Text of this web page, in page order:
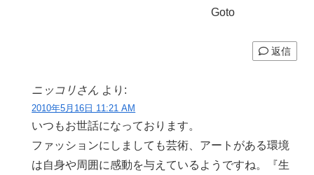
Goto
返信
ニッコリさん より:
2010年5月16日 11:21 AM
いつもお世話になっております。
ファッションにしましても芸術、アートがある環境
は自身や周囲に感動を与えているようですね。『生